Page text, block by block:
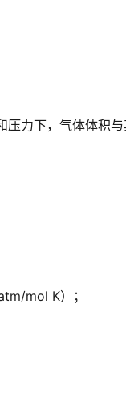
力下，气体体积与
mol K）；